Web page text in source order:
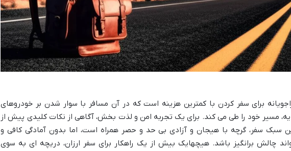
برای سفر کردن با کمترین هزینه است که در آن مسافر با سوار شدن بر خودروهای
مسیر خود را طی می کند. برای یک تجربه امن و لذت بخش، آگاهی از نکات کلیدی پیش از
سبک سفر، گرچه با هیجان و آزادی بی حد و حصر همراه است، اما بدون آمادگی کافی و
چالش برانگیز باشد. هیچهایک بیش از یک راهکار برای سفر ارزان، دریچه ای به سوی